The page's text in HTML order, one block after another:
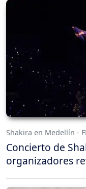
Shakira en Medellín -
Concierto de
organizadores